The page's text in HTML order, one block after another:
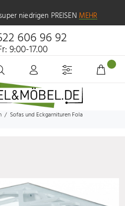
niedrigen PREISEN MEHR
606 96 92
9:00-17.00
Sofas und Eckgarnituren Fola